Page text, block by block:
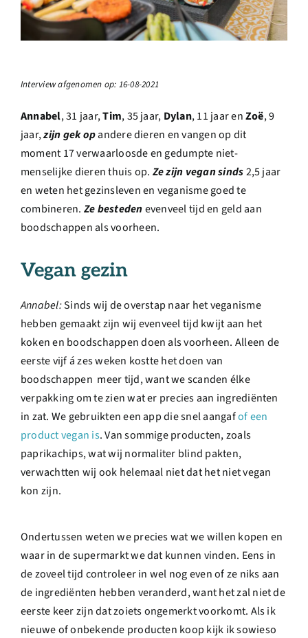
Over ons
Doneren
Shop
English
Interview afgenomen op: 16-08-2021
Annabel, 31 jaar,Tim, 35 jaar, Dylan, 11 jaar enZoë, 9
jaar,zijn gek opandere dieren en vangen op dit
moment 17 verwaarloosde en gedumpte niet-
menselijke dieren thuis op. Ze zijn vegan sinds2,5 jaar
en weten het gezinsleven en veganisme goed te
combineren. Ze bestedenevenveel tijd en geld aan
boodschappen als voorheen.
Vegan gezin
Annabel:Sinds wij de overstap naar het veganisme
hebben gemaakt zijn wij evenveel tijd kwijt aan het
koken en boodschappen doen als voorheen. Alleen de
eerste vijf á zes weken kostte het doen van
boodschappen meer tijd, want we scanden élke
verpakking om te zien wat er precies aan ingrediënten
in zat. We gebruikten een app die snel aangafof een
product vegan is. Van sommige producten, zoals
paprikachips, wat wij normaliter blind pakten,
verwachtten wij ook helemaal niet dat het niet vegan
kon zijn.
Ondertussen weten we precies wat we willen kopen en
waar in de supermarkt we dat kunnen vinden. Eens in
de zoveel tijd controleer in wel nog even of ze niks aan
de ingrediënten hebben veranderd, want het zal niet de
eerste keer zijn dat zoiets ongemerkt voorkomt. Als ik
nieuwe of onbekende producten koop kijk ik sowieso